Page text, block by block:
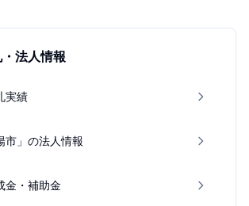
法人情報
実績
市」の法人情報
金・補助金